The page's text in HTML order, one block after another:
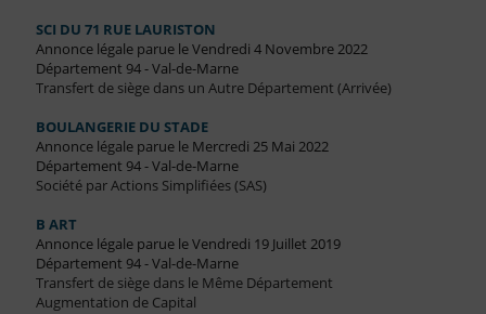
SCI DU 71 RUE LAURISTON
Annonce légale parue le Vendredi 4 Novembre 2022
Département 94 - Val-de-Marne
Transfert de siège dans un Autre Département (Arrivée)
BOULANGERIE DU STADE
Annonce légale parue le Mercredi 25 Mai 2022
Département 94 - Val-de-Marne
Société par Actions Simplifiées (SAS)
B ART
Annonce légale parue le Vendredi 19 Juillet 2019
Département 94 - Val-de-Marne
Transfert de siège dans le Même Département
Augmentation de Capital